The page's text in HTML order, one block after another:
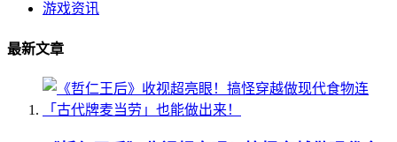
游戏资讯
最新文章